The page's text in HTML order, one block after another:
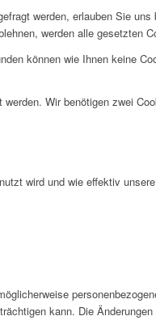
werden, erlauben Sie
werden alle gesetzten
können wie Ihnen keine
Wir benötigen zwei
wird und wie effektiv
kann. Die